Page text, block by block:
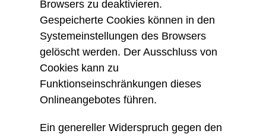
Browsers zu deaktivieren.
Gespeicherte Cookies können in den
Systemeinstellungen des Browsers
gelöscht werden. Der Ausschluss von
Cookies kann zu
Funktionseinschränkungen dieses
Onlineangebotes führen.
Ein genereller Widerspruch gegen den